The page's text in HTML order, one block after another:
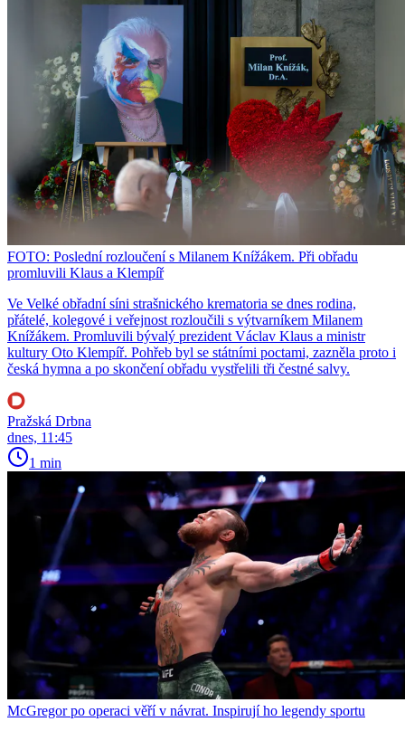
FOTO: Poslední rozloučení s Milanem Knížákem. Při obřadu
promluvili Klaus a Klempíř
Ve Velké obřadní síni strašnického krematoria se dnes rodina,
přátelé, kolegové i veřejnost rozloučili s výtvarníkem Milanem
Knížákem. Promluvili bývalý prezident Václav Klaus a ministr
kultury Oto Klempíř. Pohřeb byl se státními poctami, zazněla proto i
česká hymna a po skončení obřadu vystřelili tři čestné salvy.
Pražská Drbna
dnes, 11:45
1 min
McGregor po operaci věří v návrat. Inspirují ho legendy sportu